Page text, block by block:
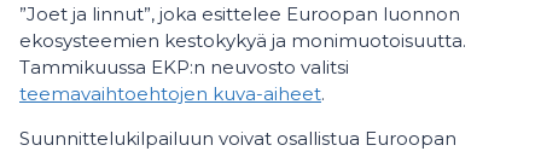
”Joet ja linnut”, joka esittelee Euroopan luonnon
ekosysteemien kestokykyä ja monimuotoisuutta.
Tammikuussa EKP:n neuvosto valitsi
teemavaihtoehtojen kuva-aiheet.
Suunnittelukilpailuun voivat osallistua Euroopan